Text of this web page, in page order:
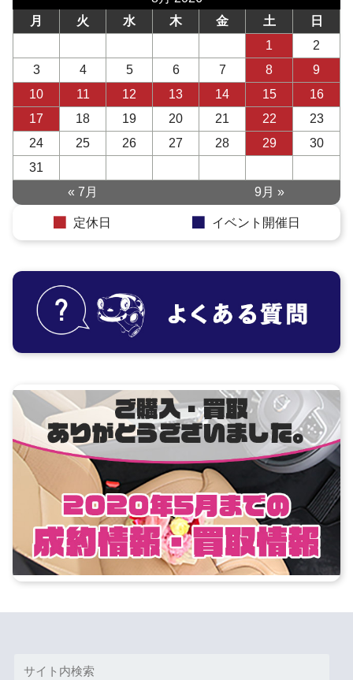
月
火 水 木 金 土
日
1
2
3
4 5 6 7 8
9
10
11 12 13 14 15
16
17
18 19 20 21 22
23
24
25 26 27 28 29
30
31
« 7月
9月 »
定休日 イベント開催日